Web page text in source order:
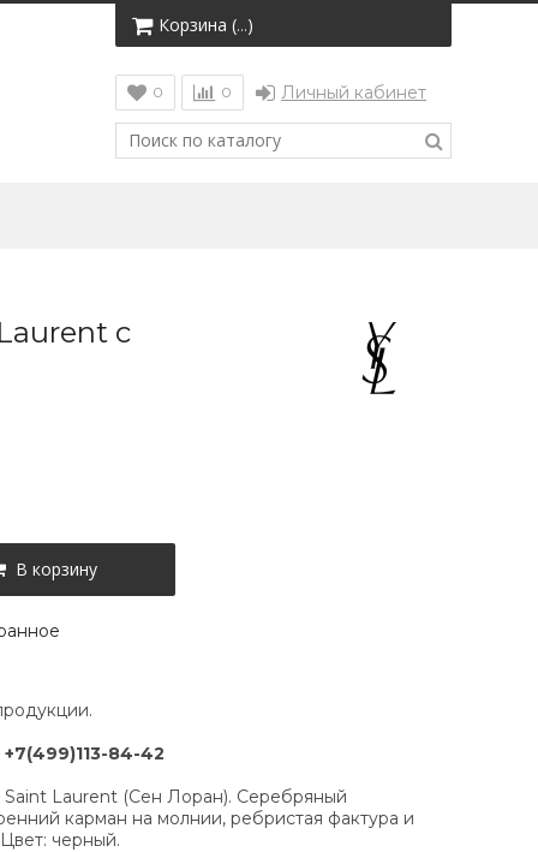
Корзина (…)
0 0 Личный кабинет
с
В корзину
+7(499)113-84-42
Saint Laurent (Сен Лоран). Серебряный
карман на молнии, ребристая фактура и
черный.